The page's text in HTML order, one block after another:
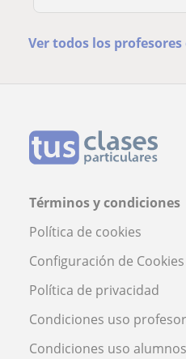
Ver todos los
Términos y condiciones
Política de cookies
Configuración de Cookies
Política de privacidad
Condiciones uso
Condiciones uso alumnos